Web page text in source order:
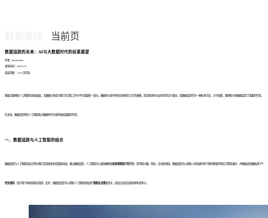
当前页
数据追踪的未来：AI与大数据时代的前景展望
作者：finedatalink
发布时间：2023.8.10
阅读次数：1,679 次浏览
随着互联网和人工智能的高速发展，大数据已经成为我们生活和工作中不可或缺的一部分。数据的价值不再仅仅体现在它们的规模，而是更多地与如何利用它们相关。而数据追踪作为一种技术手段，对于收集、整理和分析数据起到了重要的作用。
在未来，数据追踪将在人工智能和大数据时代中发挥更加重要的作用。
一、数据追踪与人工智能的结合
数据追踪与人工智能的结合将为我们带来更多的机遇和挑战。通过数据追踪，人工智能可以更准确地分析和预测用户的行为、需求和兴趣。例如，在电商领域，数据追踪可以帮助AI系统更好地了解消费者的购买习惯和喜好，并根据这些数据进行 个
性化推荐，提升用户体验和购买意愿。此外，数据追踪还可以帮助人工智能系统进行 智能化决策和优化，提高企业的运营效率和竞争力。